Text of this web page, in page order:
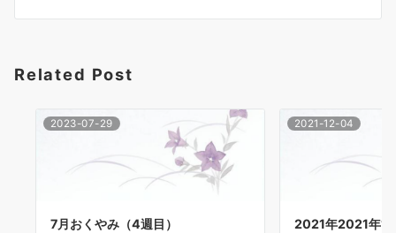
シ
ン
Related Post
2023-07-29
7月おくやみ（4週目）
2021-12-04
2021年2021年12